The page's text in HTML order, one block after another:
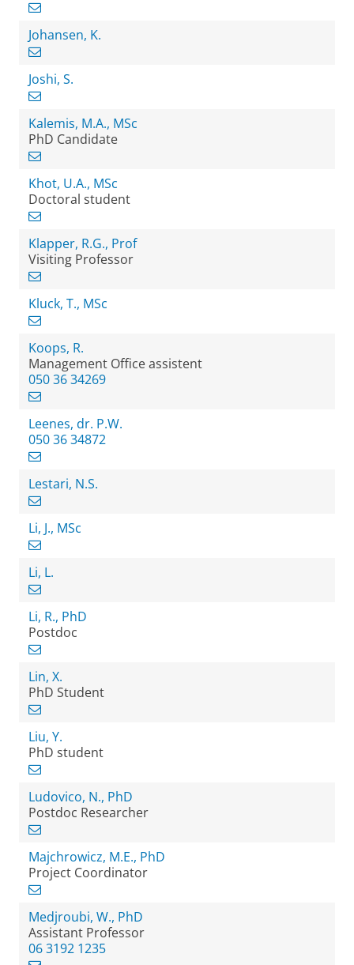
Johansen, K.
Joshi, S.
Kalemis, M.A., MSc
PhD Candidate
Khot, U.A., MSc
Doctoral student
Klapper, R.G., Prof
Visiting Professor
Kluck, T., MSc
Koops, R.
Management Office assistent
050 36 34269
Leenes, dr. P.W.
050 36 34872
Lestari, N.S.
Li, J., MSc
Li, L.
Li, R., PhD
Postdoc
Lin, X.
PhD Student
Liu, Y.
PhD student
Ludovico, N., PhD
Postdoc Researcher
Majchrowicz, M.E., PhD
Project Coordinator
Medjroubi, W., PhD
Assistant Professor
06 3192 1235